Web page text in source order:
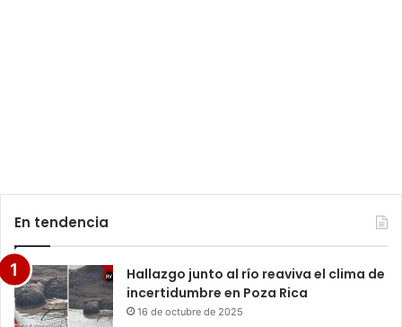
En tendencia
Hallazgo junto al río reaviva el clima de
incertidumbre en Poza Rica
16 de octubre de 2025